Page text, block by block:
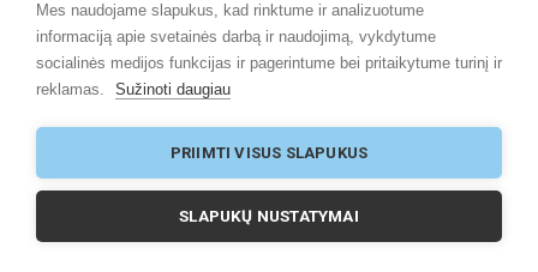
Mes naudojame slapukus, kad rinktume ir analizuotume
informaciją apie svetainės darbą ir naudojimą, vykdytume
socialinės medijos funkcijas ir pagerintume bei pritaikytume turinį ir
reklamas.
Sužinoti daugiau
PRIIMTI VISUS SLAPUKUS
SLAPUKŲ NUSTATYMAI